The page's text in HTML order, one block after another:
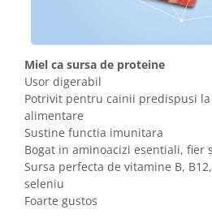
Miel ca sursa de proteine
Usor digerabil
Potrivit pentru cainii predispusi
alimentare
Sustine functia imunitara
Bogat in aminoacizi esentiali, fier
Sursa perfecta de vitamine B,
seleniu
Foarte gustos